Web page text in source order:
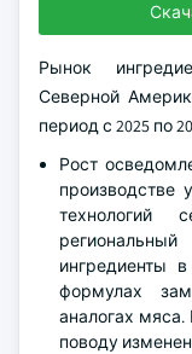
Рынок
Северной
период с 2025 по
Рост
производстве
технологий
ингредиенты
формулах
аналогах
поводу